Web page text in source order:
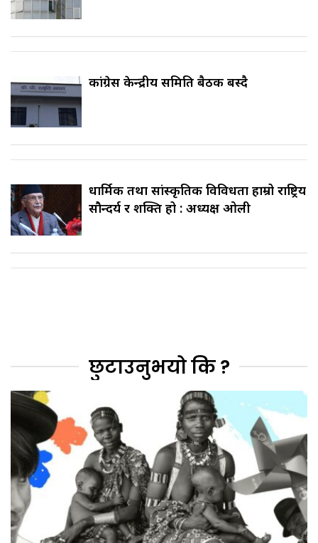
कांग्रेस केन्द्रीय समिति बैठक बस्दै
धार्मिक तथा सांस्कृतिक विविधता हाम्रो राष्ट्रिय
सौन्दर्य र शक्ति हो : अध्यक्ष ओली
छुटाउनुभयो कि ?